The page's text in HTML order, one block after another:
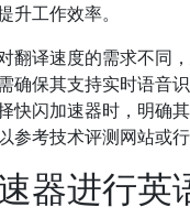
升工作效率。
翻译速度的需求不同
确保其支持实时语音
快闪加速器时，明确
参考技术评测网站或
器进行英